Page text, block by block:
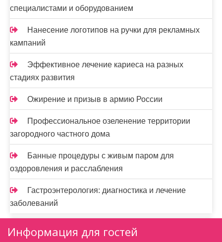
специалистами и оборудованием
Нанесение логотипов на ручки для рекламных
кампаний
Эффективное лечение кариеса на разных
стадиях развития
Ожирение и призыв в армию России
Профессиональное озеленение территории
загородного частного дома
Банные процедуры с живым паром для
оздоровления и расслабления
Гастроэнтерология: диагностика и лечение
заболеваний
Информация для гостей